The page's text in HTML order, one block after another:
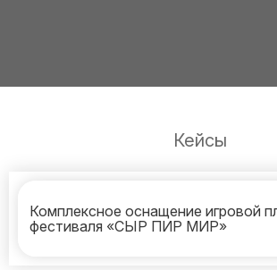
Кейсы
Комплексное оснащение игровой
фестиваля «СЫР ПИР МИР»